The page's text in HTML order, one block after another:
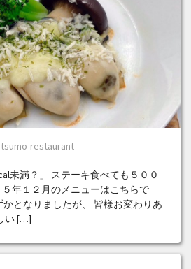
Posted by
itsumo-restaurant
未満？」 ステーキ食べても５００
年１２月のメニューはこちらで
となりましたが、 皆様お変わりあ
い […]